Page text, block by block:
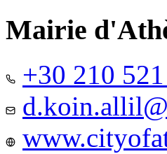
Mairie
+30 210